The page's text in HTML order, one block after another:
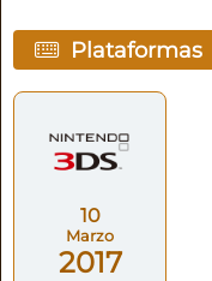
Plataformas
10
Marzo
2017